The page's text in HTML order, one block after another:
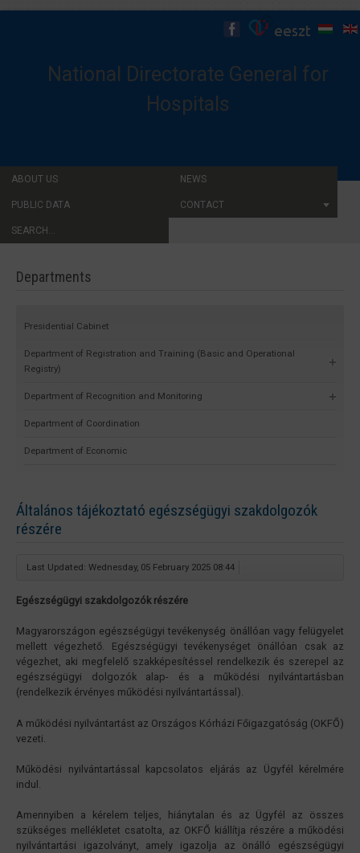
ABOUT US NEWS
PUBLIC DATA CONTACT
SEARCH...
National Directorate General for
Hospitals
Departments
Presidential Cabinet
Department of Registration and Training (Basic and Operational
Registry)
Department of Recognition and Monitoring
Department of Coordination
Department of Economic
Általános tájékoztató egészségügyi szakdolgozók
részére
Last Updated: Wednesday, 05 February 2025 08:44
Egészségügyi szakdolgozók részére
Magyarországon egészségügyi tevékenység önállóan vagy felügyelet
mellett végezhető. Egészségügyi tevékenységet önállóan csak az
végezhet, aki megfelelő szakképesítéssel rendelkezik és szerepel az
egészségügyi dolgozók alap- és a működési nyilvántartásban
(rendelkezik érvényes működési nyilvántartással).
A működési nyilvántartást az Országos Kórházi Főigazgatóság (OKFŐ)
vezeti.
Működési nyilvántartással kapcsolatos eljárás az Ügyfél kérelmére
indul.
Amennyiben a kérelem teljes, hiánytalan és az Ügyfél az összes
szükséges mellékletet csatolta, az OKFŐ kiállítja részére a működési
nyilvántartási igazolványt, amely igazolja az önálló egészségügyi